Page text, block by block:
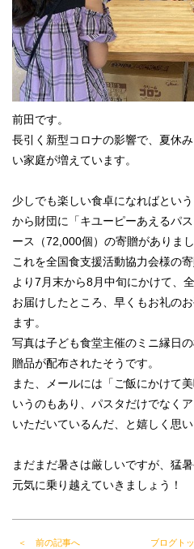
前田です。
長引く新型コロナの影響で、夏休
い家庭が増えています。
少しでも楽しい食卓になればとい
から財団に「キユーピーあえるパ
ース（72,000個）の寄贈がありまし
これを全国食支援活動協力会様の
より7月末から8月中旬にかけて、
お届けしたところ、早くもお礼の
ます。
写真は子ども食堂主催のミニ縁日
贈品が配布されたそうです。
また、メールには「ご飯にかけて
いうのもあり、パスタだけでなく
いただいているんだ、と嬉しく思い
まだまだ暑さは厳しいですが、猛
元気に乗り越えていきましょう！
＜ 前の記事へ ブログト